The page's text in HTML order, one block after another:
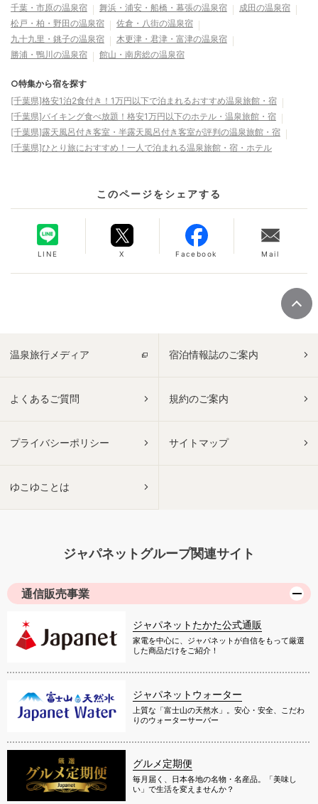
千葉・市原の温泉宿
舞浜・浦安・船橋・幕張の温泉宿
成田の温泉宿
松戸・柏・野田の温泉宿
佐倉・八街の温泉宿
九十九里・銚子の温泉宿
木更津・君津・富津の温泉宿
勝浦・鴨川の温泉宿
館山・南房総の温泉宿
○特集から宿を探す
[千葉県]格安1泊2食付き！1万円以下で泊まれるおすすめ温泉旅館・宿
[千葉県]バイキング食べ放題！格安1万円以下のホテル・温泉旅館・宿
[千葉県]露天風呂付き客室・半露天風呂付き客室が評判の温泉旅館・宿
[千葉県]ひとり旅におすすめ！一人で泊まれる温泉旅館・宿・ホテル
このページをシェアする
LINE X Facebook Mail
温泉旅行メディア 宿泊情報誌のご案内
よくあるご質問 規約のご案内
プライバシーポリシー サイトマップ
ゆこゆことは
ジャパネットグループ関連サイト
通信販売事業
ジャパネットたかた公式通販
家電を中心に、ジャパネットが自信をもって厳選
した商品だけをご紹介！
ジャパネットウォーター
上質な「富士山の天然水」。安心・安全、こだわ
りのウォーターサーバー
グルメ定期便
毎月届く、日本各地の名物・名産品。「美味し
い」で生活を変えませんか？